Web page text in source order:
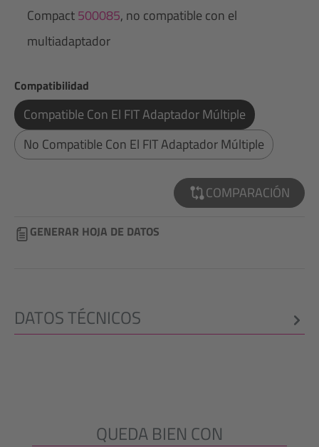
Compact500085, no compatible con el
multiadaptador
Seleccione
Compatibilidad
Compatible Con El FIT Adaptador Múltiple
No Compatible Con El FIT Adaptador Múltiple
COMPARACIÓN
GENERAR HOJA DE DATOS
DATOS TÉCNICOS
Omitir la galería de productos
QUEDA BIEN CON